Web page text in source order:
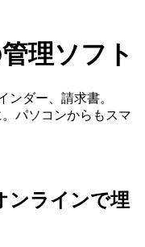
理ソフト
ンダー、請求書。
パソコンからもスマ
ンラインで埋